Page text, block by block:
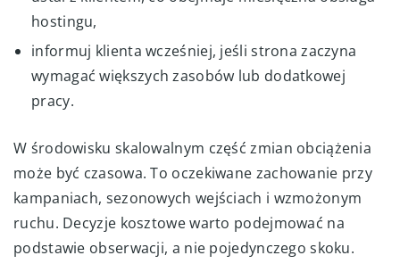
hostingu,
informuj klienta wcześniej, jeśli strona zaczyna
wymagać większych zasobów lub dodatkowej
pracy.
W środowisku skalowalnym część zmian obciążenia
może być czasowa. To oczekiwane zachowanie przy
kampaniach, sezonowych wejściach i wzmożonym
ruchu. Decyzje kosztowe warto podejmować na
podstawie obserwacji, a nie pojedynczego skoku.